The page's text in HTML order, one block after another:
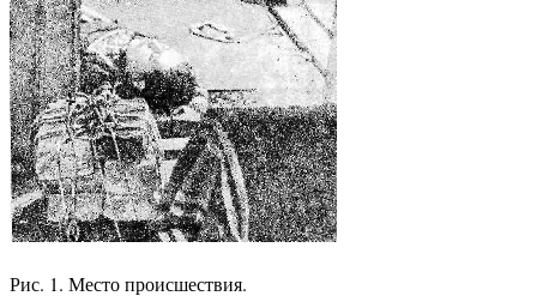
Рис. 1. Место происшествия.